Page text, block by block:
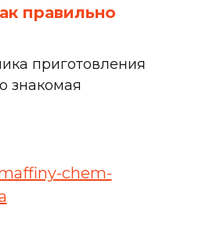
правильно
приготовления
знакомая